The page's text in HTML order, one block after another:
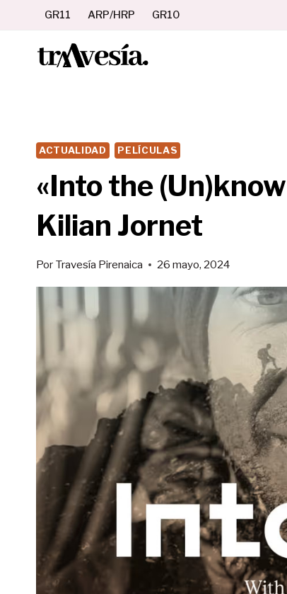
contenido
GR11 ARP/HRP GR10
ACTUALIDAD PELÍCULAS
«Into the
Kilian Jornet
Por Travesía Pirenaica 26 mayo, 2024